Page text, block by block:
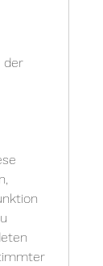
der